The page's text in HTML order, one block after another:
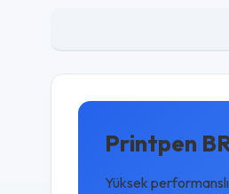
Printpen
Yüksek